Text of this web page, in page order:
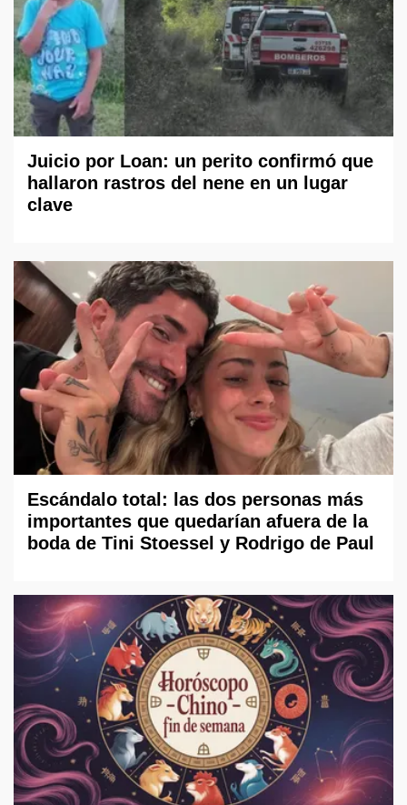
Juicio por Loan: un perito confirmó que
hallaron rastros del nene en un lugar
clave
Escándalo total: las dos personas más
importantes que quedarían afuera de la
boda de Tini Stoessel y Rodrigo de Paul